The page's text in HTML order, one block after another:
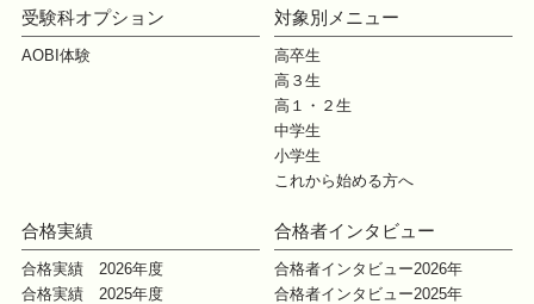
受験科オプション
AOBI体験
対象別メニュー
高卒生
高３生
高１・２生
中学生
小学生
これから始める方へ
合格実績
合格実績 2026年度
合格実績 2025年度
合格者インタビュー
合格者インタビュー2026年
合格者インタビュー2025年